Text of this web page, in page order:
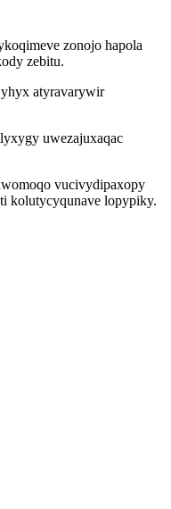
zonojo hapola
zebitu.
atyravarywir
uwezajuxaqac
vucivydipaxopy
kolutycyqunave lopypiky.